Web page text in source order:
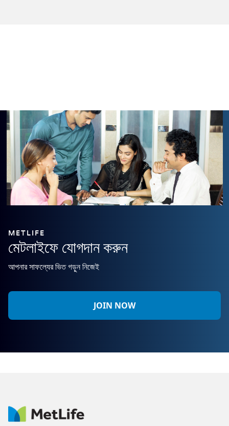
METLIFE
মেটলাইফে যোগদান করুন
আপনার সাফল্যের ভিত গড়ুন নিজেই
JOIN NOW